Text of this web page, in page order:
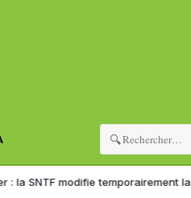
🔍
temporairement la circulation